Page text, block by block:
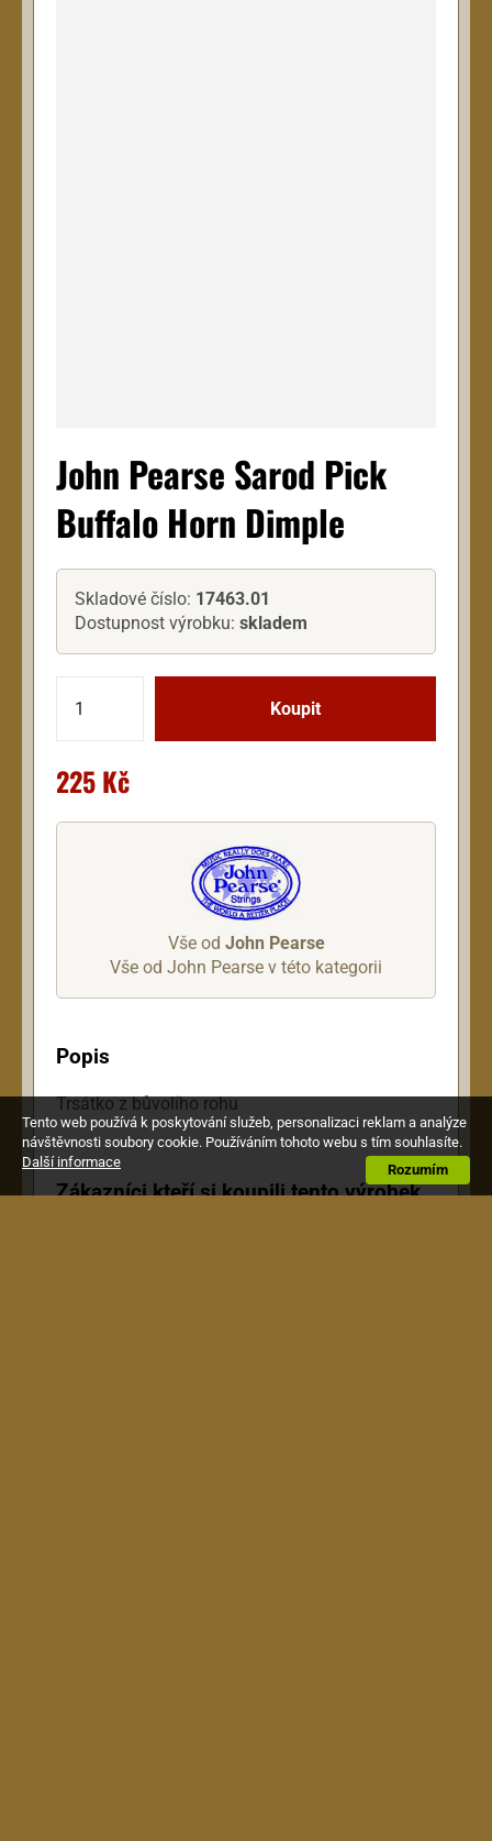
John Pearse Sarod Pick
Buffalo Horn Dimple
Skladové číslo: 17463.01
Dostupnost výrobku: skladem
225 Kč
Vše od John Pearse
Vše od John Pearse v této kategorii
Popis
Trsátko z bůvolího rohu
Zákazníci kteří si koupili tento výrobek,
Tento web používá k poskytování služeb, personalizaci reklam a analýze
návštěvnosti soubory cookie. Používáním tohoto webu s tím souhlasíte.
Rozumím
Další informace